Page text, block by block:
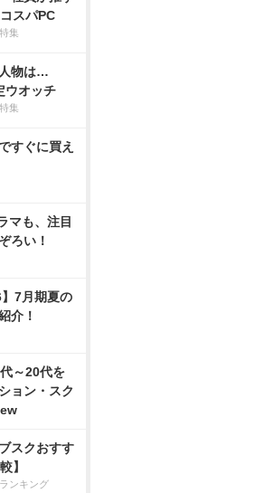
スパPC
集
物は…
ウオッチ
集
すぐに買え
マも、注目
ろい！
】7月期夏の
介！
～20代を
ョン・スク
スクおすす
】
ンキング